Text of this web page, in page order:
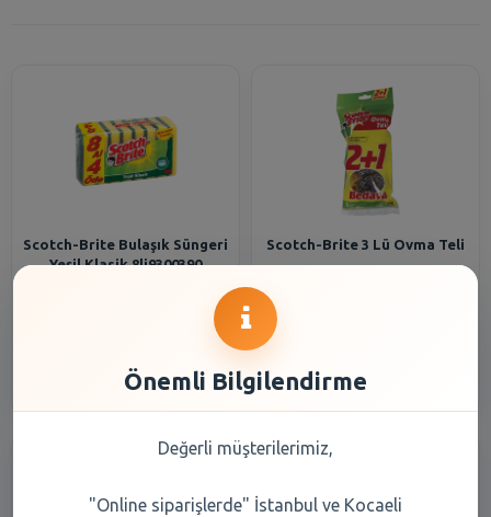
Scotch-Brite Bulaşık Süngeri
Yeşil Klasik 8li9300390
Şube Seçiniz
Scotch-Brite 3 Lü Ovma Teli
Önemli Bilgilendirme
Değerli müşterilerimiz,
"Online siparişlerde" İstanbul ve Kocaeli